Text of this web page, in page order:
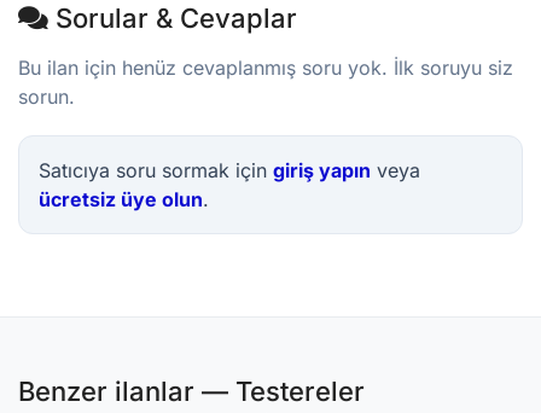
Sorular & Cevaplar
Bu ilan için henüz cevaplanmış soru yok. İlk soruyu siz
sorun.
Satıcıya soru sormak için giriş yapın veya
ücretsiz üye olun.
Benzer ilanlar — Testereler